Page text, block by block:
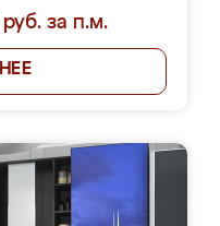
за п.м.